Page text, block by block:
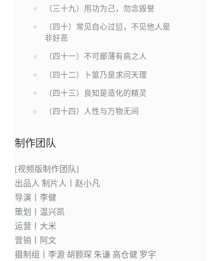
（三十九）用功为己，勿念毁誉
（四十）常见自心过愆，不见他人是
非好恶
（四十一）不可鄙薄有病之人
（四十二）卜筮乃是求问天理
（四十三）良知是造化的精灵
（四十四）人性与万物无间
制作团队
[视频版制作团队]
出品人 制片人丨赵小凡
导演丨李健
策划丨温兴凯
运营丨大米
营销丨阿文
摄制组丨李源 胡颢琛 朱谦 高仓健 罗宇